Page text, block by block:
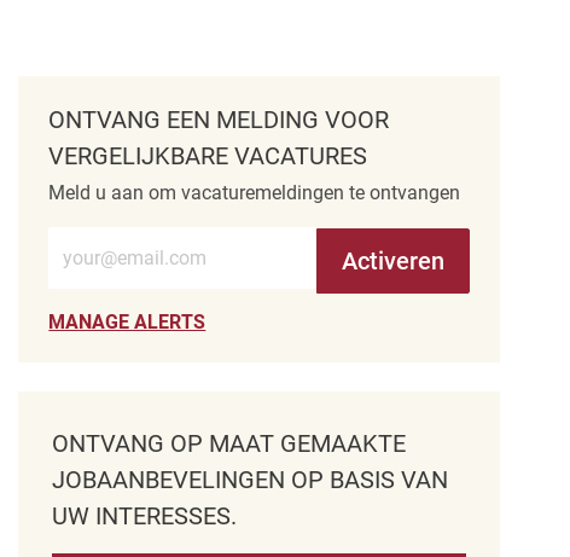
ONTVANG EEN MELDING VOOR
VERGELIJKBARE VACATURES
Meld u aan om vacaturemeldingen te ontvangen
Activeren
MANAGE ALERTS
ONTVANG OP MAAT GEMAAKTE
JOBAANBEVELINGEN OP BASIS VAN
UW INTERESSES.